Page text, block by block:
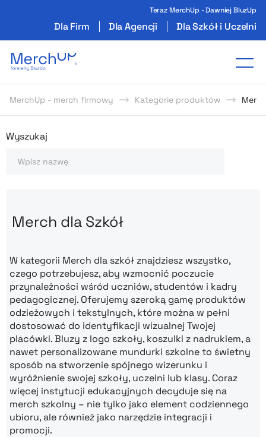
Teraz MerchUp - Dawniej BluzUp
Dla Firm Dla Agencji Dla Szkół i Uczelni
Odzież reklamowa z nadrukiem i gadżety
MerchUp - merch firmowy Kategorie produktów
Odzież reklamowa z
Wyszukaj
Merch dla Szkół
W kategorii Merch dla szkół znajdziesz wszystko,
czego potrzebujesz, aby wzmocnić poczucie
przynależności wśród uczniów, studentów i kadry
pedagogicznej. Oferujemy szeroką gamę produktów
odzieżowych i tekstylnych, które można w pełni
dostosować do identyfikacji wizualnej Twojej
placówki. Bluzy z logo szkoły, koszulki z nadrukiem, a
nawet personalizowane mundurki szkolne to świetny
sposób na stworzenie spójnego wizerunku i
wyróżnienie swojej szkoły, uczelni lub klasy. Coraz
więcej instytucji edukacyjnych decyduje się na
merch szkolny – nie tylko jako element codziennego
ubioru, ale również jako narzędzie integracji i
promocji.